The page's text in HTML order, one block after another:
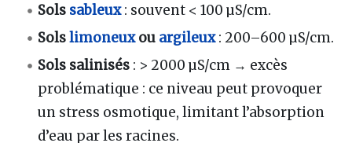
Sols sableux: souvent < 100 µS/cm.
Solslimoneuxou argileux: 200–600 µS/cm.
Sols salinisés : > 2000 µS/cm → excès
problématique : ce niveau peut provoquer
un stress osmotique, limitant l’absorption
d’eau par les racines.